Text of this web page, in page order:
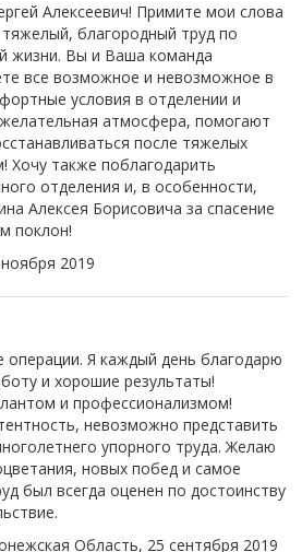
Алексеевич! Примите мои слова
благородный труд по
жизни. Вы и Ваша команда
все возможное и невозможное в
условия в отделении и
атмосфера, помогают
после тяжелых
Хочу также поблагодарить
отделения и, в особенности,
Алексея Борисовича за спасение
поклон!
2019
операции. Я каждый день благодарю
и хорошие результаты!
и профессионализмом!
невозможно представить
упорного труда. Желаю
новых побед и самое
был всегда оценен по достоинству
Область, 25 сентября 2019